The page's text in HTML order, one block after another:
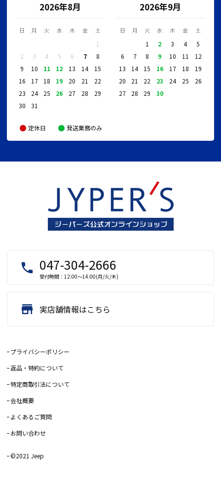
2026年8月
日 月 火 水 木 金 土
1
2
3 4 5 6 7
8
9
10 11 12 13 14
15
16
17 18 19 20 21
22
23
24 25 26 27 28
29
30
31
2026年9月
日 月 火 水 木 金 土
1 2 3 4
5
6
7 8 9 10 11
12
13
14 15 16 17 18
19
20
21 22 23 24 25
26
27
28 29 30
定休日 発送業務のみ
local_phone 047-304-2666
受付時間：12:00～14:00(月/火/木)
store 実店舗情報はこちら
プライバシーポリシー
返品・特約について
特定商取引法について
会社概要
よくあるご質問
お問い合わせ
©2021 Jeep